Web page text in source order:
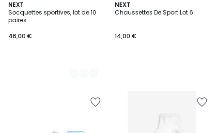
NEXT
Socquettes sportives, lot de 10
paires
46,00 €
2
Couleurs
NEXT
Chaussettes De Sport Lot 6
14,00 €